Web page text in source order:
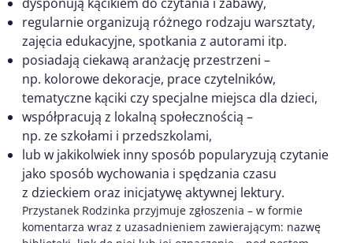
regularnie organizują różnego rodzaju warsztaty,
zajęcia edukacyjne, spotkania z autorami itp.
posiadają ciekawą aranżację przestrzeni –
np. kolorowe dekoracje, prace czytelników,
tematyczne kąciki czy specjalne miejsca dla dzieci,
współpracują z lokalną społecznością –
np. ze szkołami i przedszkolami,
lub w jakikolwiek inny sposób popularyzują czytanie
jako sposób wychowania i spędzania czasu
z dzieckiem oraz inicjatywę aktywnej lektury.
Przystanek Rodzinka przyjmuje zgłoszenia – w formie
komentarza wraz z uzasadnieniem zawierającym: nazwę